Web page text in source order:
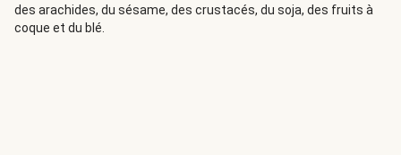
des arachides, du sésame, des crustacés, du soja, des fruits à
coque et du blé.